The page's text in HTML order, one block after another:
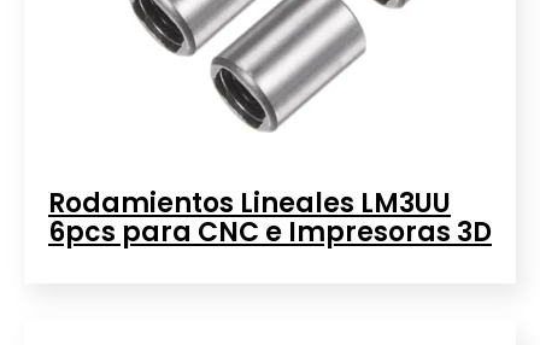
Rodamientos Lineales LM3UU
6pcs para CNC e Impresoras 3D